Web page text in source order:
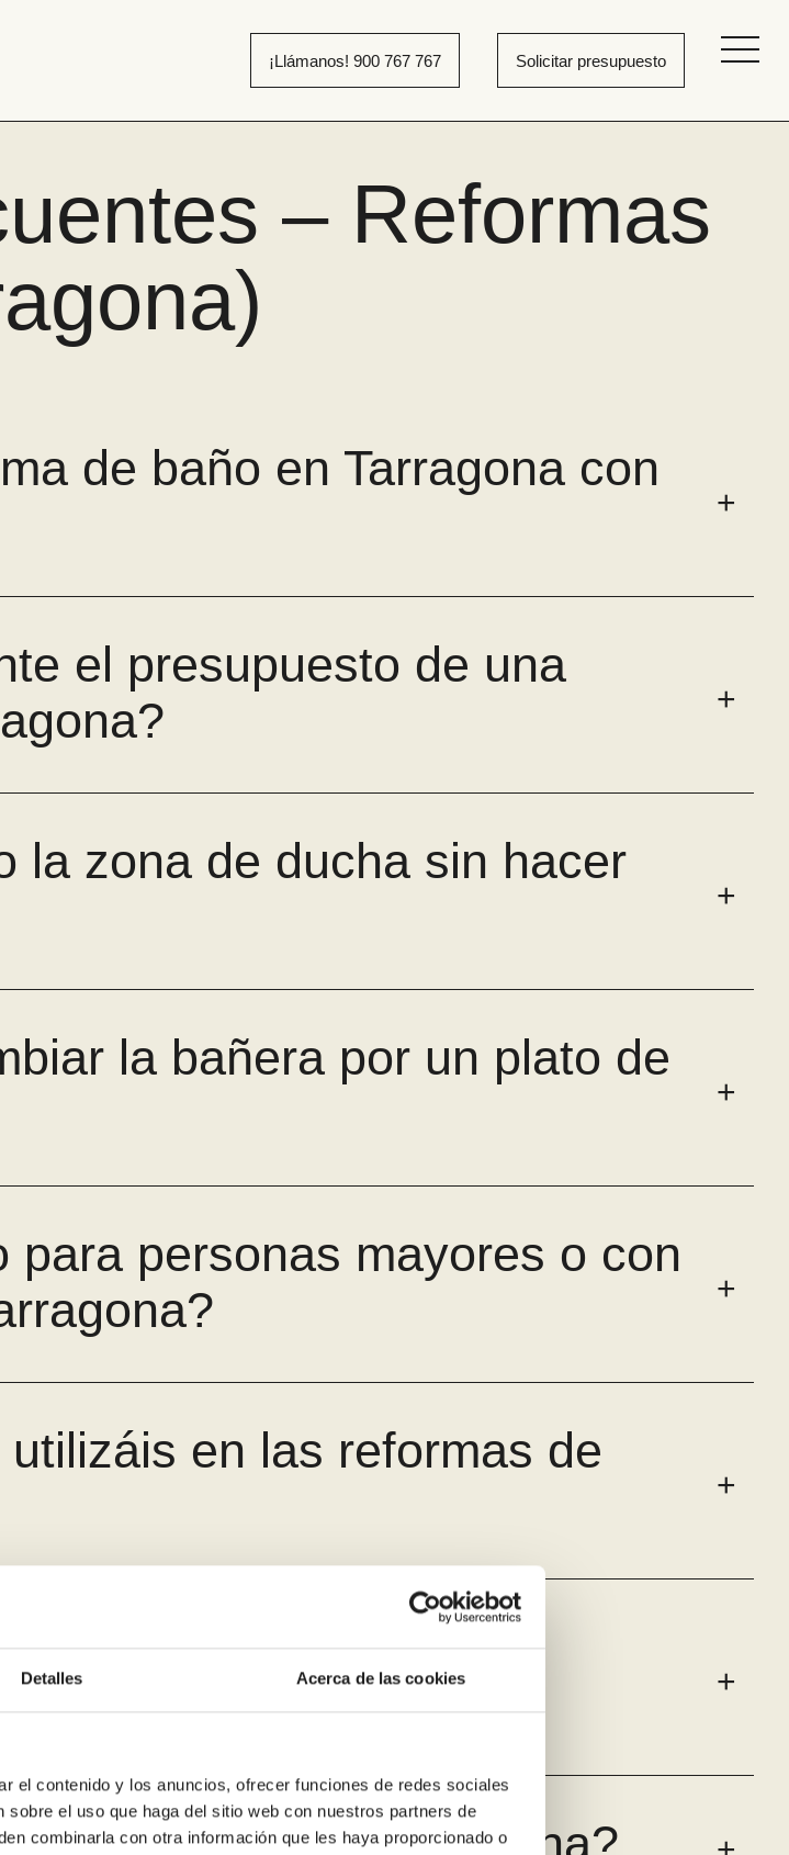
Detalles Acerca de las cookies
el contenido y los anuncios, ofrecer funciones de redes sociales
el uso que haga del sitio web con nuestros partners de
combinarla con otra información que les haya proporcionado o
¡Llámanos! 900 767 767 Solicitar presupuesto
– Reformas
de baño en Tarragona con
el presupuesto de una
la zona de ducha sin hacer
la bañera por un plato de
para personas mayores o con
en las reformas de
escombros, polvo o
de baño en Tarragona?